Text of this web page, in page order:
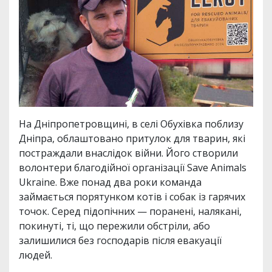
На Дніпропетровщині, в селі Обухівка поблизу
Дніпра, облаштовано притулок для тварин, які
постраждали внаслідок війни. Його створили
волонтери благодійної організації Save Animals
Ukraine. Вже понад два роки команда
займається порятунком котів і собак із гарячих
точок. Серед підопічних — поранені, налякані,
покинуті, ті, що пережили обстріли, або
залишилися без господарів після евакуації
людей.